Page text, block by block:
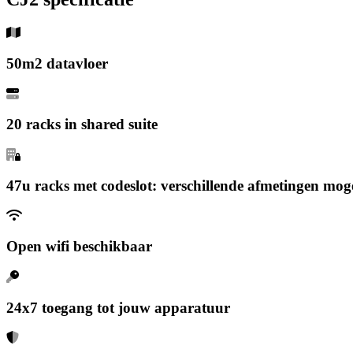
50m2 datavloer
20 racks in shared suite
47u racks met codeslot: verschillende afmetingen
Open wifi beschikbaar
24x7 toegang tot jouw apparatuur